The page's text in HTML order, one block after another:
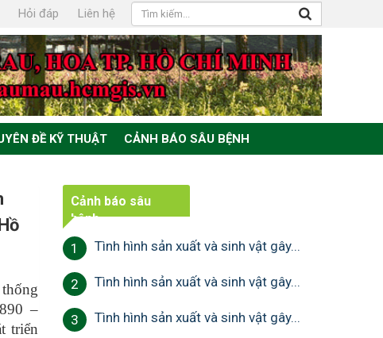
Hỏi đáp Liên hệ
ĐỀ KỸ THUẬT CẢNH BÁO SÂU BỆNH
–
triển
Cảnh báo sâu
bệnh
1 Tình hình sản xuất và sinh vật gây...
2 Tình hình sản xuất và sinh vật gây...
3 Tình hình sản xuất và sinh vật gây...